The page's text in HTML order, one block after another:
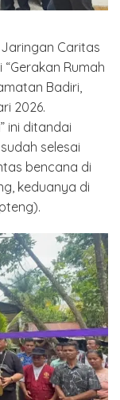
Jaringan Caritas
“Gerakan Rumah
Badiri,
2026.
ini ditandai
selesai
bencana di
keduanya di